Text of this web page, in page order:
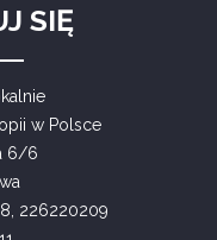
SIĘ
w Polsce
6/6
226220209